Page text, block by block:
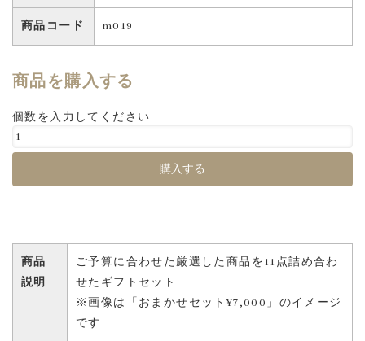
商品コード m019
商品を購入する
個数を入力してください
商品
説明
ご予算に合わせた厳選した商品を11点詰め合わ
せたギフトセット
※画像は「おまかせセット¥7,000」のイメージ
です